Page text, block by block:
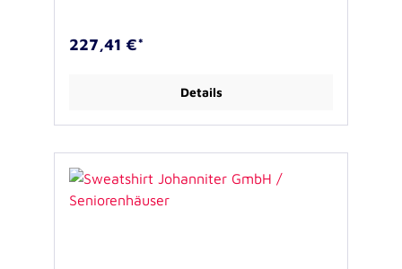
Brustbestickung. Größen: XS-3XLVE: 6 Stück
gewünschten Größen an!Vom Umtausch
227,41 €*
Details